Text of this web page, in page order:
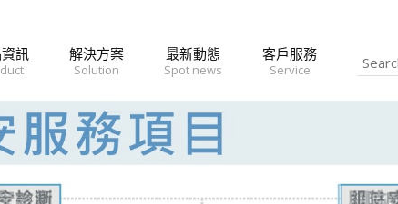
訊 解決方案
Solution
最新動態
Spot news
客戶服務
Service